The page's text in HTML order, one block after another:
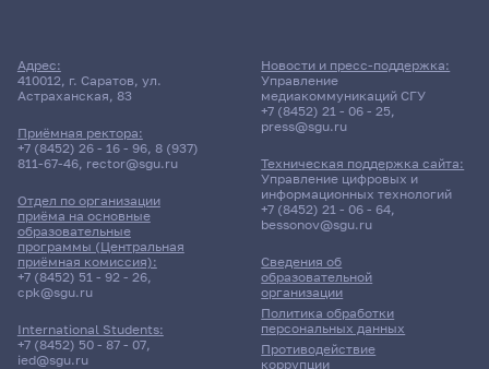
Адрес:
410012, г. Саратов, ул.
Астраханская, 83
Приёмная ректора:
+7 (8452) 26 - 16 - 96, 8 (937)
811-67-46, rector@sgu.ru
Отдел по организации
приёма на основные
образовательные
программы (Центральная
приёмная комиссия):
+7 (8452) 51 - 92 - 26,
cpk@sgu.ru
International Students:
+7 (8452) 50 - 87 - 07,
ied@sgu.ru
Сведения об
образовательной
организации
Политика обработки
персональных данных
Противодействие
коррупции
Новости и пресс-поддержка:
Управление
медиакоммуникаций СГУ
+7 (8452) 21 - 06 - 25,
press@sgu.ru
Техническая поддержка сайта:
Управление цифровых и
информационных технологий
+7 (8452) 21 - 06 - 64,
bessonov@sgu.ru